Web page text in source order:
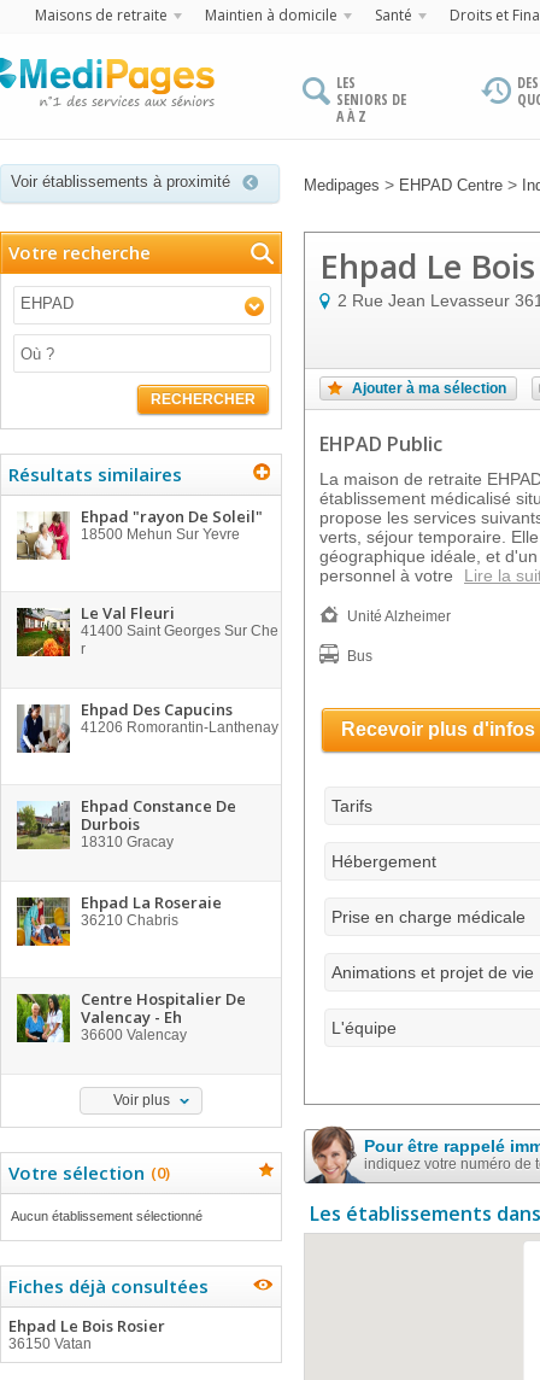
Maisons de retraite Maintien à domicile Santé Droits et
LES
SENIORS DE
A À Z
Voir établissements à proximité Medipages > EHPAD Centre >
Votre recherche
EHPAD
RECHERCHER
Résultats similaires
Ehpad "rayon De Soleil"
18500 Mehun Sur Yevre
Le Val Fleuri
41400 Saint Georges Sur Che
r
Ehpad Des Capucins
41206 Romorantin-Lanthenay
Ehpad Constance De
Durbois
18310 Gracay
Ehpad La Roseraie
36210 Chabris
Centre Hospitalier De
Valencay - Eh
36600 Valencay
Voir plus
Votre sélection (0)
Aucun établissement sélectionné
Fiches déjà consultées
Ehpad Le Bois Rosier
36150 Vatan
Ehpad Le
2 Rue Jean Levasseur
Ajouter à ma sélection
EHPAD Public
La maison de retraite
établissement médicalisé
propose les services
verts, séjour temporaire.
géographique idéale, et
personnel à votre
Lire la
Unité Alzheimer
Bus
Recevoir plus d'infos
Tarifs
Hébergement
Prise en charge médicale
Animations et projet de vie
L'équipe
Pour être rappelé
indiquez votre numéro de
Les établissements